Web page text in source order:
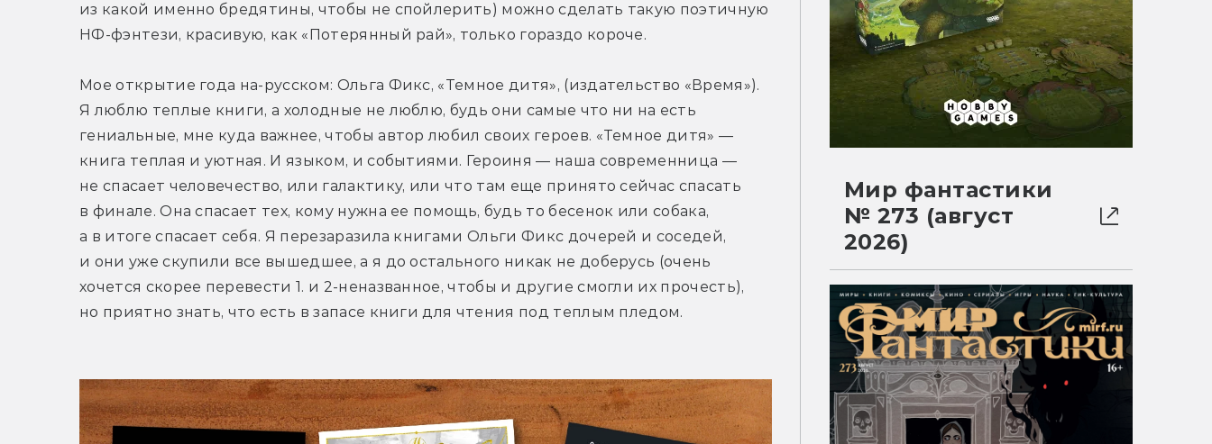
из какой именно бредятины, чтобы не спойлерить) можно сделать такую поэтичную
НФ-фэнтези, красивую, как «Потерянный рай», только гораздо короче.
Мое открытие года на-русском: Ольга Фикс, «Темное дитя», (издательство «Время»).
Я люблю теплые книги, а холодные не люблю, будь они самые что ни на есть
гениальные, мне куда важнее, чтобы автор любил своих героев. «Темное дитя» —
книга теплая и уютная. И языком, и событиями. Героиня — наша современница —
не спасает человечество, или галактику, или что там еще принято сейчас спасать
в финале. Она спасает тех, кому нужна ее помощь, будь то бесенок или собака,
а в итоге спасает себя. Я перезаразила книгами Ольги Фикс дочерей и соседей,
и они уже скупили все вышедшее, а я до остального никак не доберусь (очень
хочется скорее перевести 1. и 2-неназванное, чтобы и другие смогли их прочесть),
но приятно знать, что есть в запасе книги для чтения под теплым пледом.
Мир фантастики
№ 273 (август
2026)